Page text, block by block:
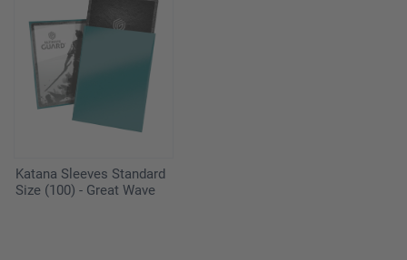
Katana Sleeves Standard
Size (100) - Great Wave